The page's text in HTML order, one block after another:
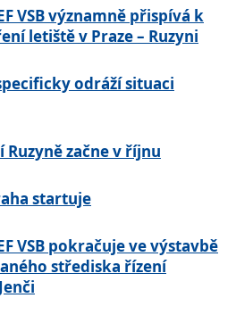
VSB významně přispívá k
letiště v Praze – Ruzyni
odráží situaci
Ruzyně začne v říjnu
startuje
VSB pokračuje ve výstavbě
střediska řízení